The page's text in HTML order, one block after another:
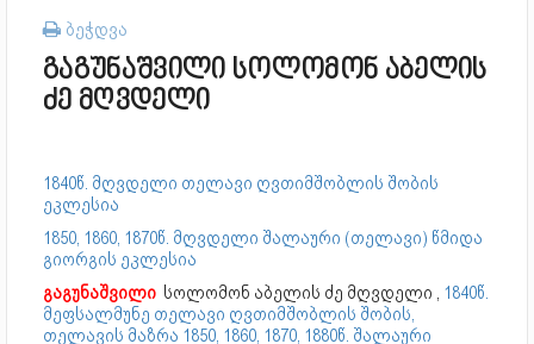
ბეჭდვა
გაგუნაშვილი სოლომონ აბელის
ძე მღვდელი
1840წ. მღვდელი თელავი ღვთიმშობლის შობის
ეკლესია
1850, 1860, 1870წ. მღვდელი შალაური (თელავი) წმიდა
გიორგის ეკლესია
გაგუნაშვილი სოლომონ აბელის ძე მღვდელი , 1840წ.
მეფსალმუნე თელავი ღვთიმშობლის შობის,
თელავის მაზრა 1850, 1860, 1870, 1880წ. შალაური